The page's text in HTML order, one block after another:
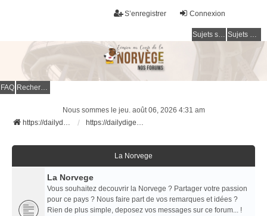
Connexion
S’enregistrer
Sujets sans réponse Sujets actifs
FAQ Rechercher
Nous sommes le jeu. août 06, 2026 4:31 am
https://dailydigesthub.com
https://dailydigesthub.com
La Norvege
La Norvege
Vous souhaitez decouvrir la Norvege ? Partager votre passion
pour ce pays ? Nous faire part de vos remarques et idées ?
Rien de plus simple, deposez vos messages sur ce forum... !